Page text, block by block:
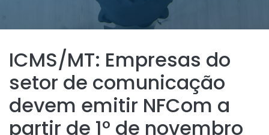
ICMS/MT: Empresas do
setor de comunicação
devem emitir NFCom a
partir de 1º de novembro